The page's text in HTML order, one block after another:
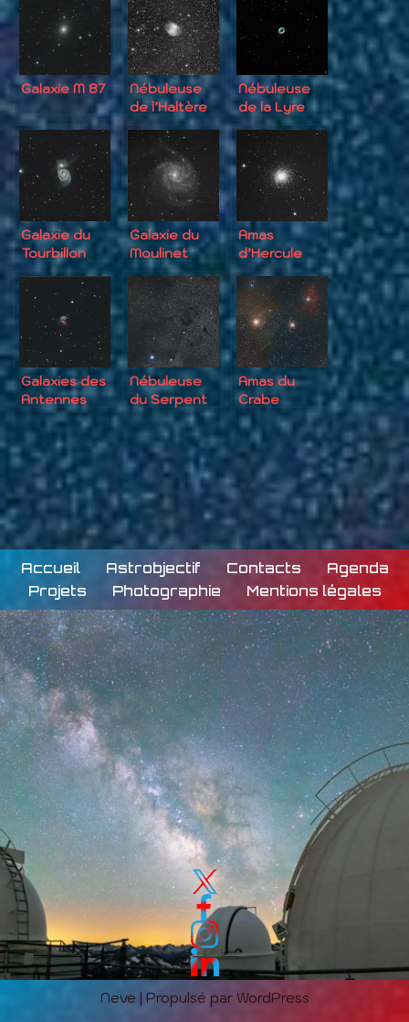
Galaxie M 87
Nébuleuse
de l’Haltère
Nébuleuse
de la Lyre
Galaxie du
Tourbillon
Galaxie du
Moulinet
Amas
d’Hercule
Galaxies des
Antennes
Nébuleuse
du Serpent
Amas du
Crabe
Accueil Astrobjectif Contacts
Agenda
Projets
Photographie Mentions légales
Neve | Propulsé par WordPress